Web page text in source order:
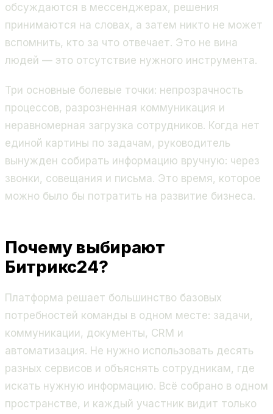
обсуждаются в мессенджерах, решения
принимаются на словах, а затем никто не может
вспомнить, кто за что отвечает. Это не вина
людей — это отсутствие нужного инструмента.
Три основные болевые точки: непрозрачность
процессов, разрозненная коммуникация и
неравномерная загрузка сотрудников. Когда нет
единой картины по задачам, руководитель
вынужден собирать информацию вручную: через
звонки, совещания и письма. Это время, которое
можно было бы потратить на развитие бизнеса.
Почему выбирают
Битрикс24?
Платформа решает большинство базовых
потребностей команды в одном месте: задачи,
коммуникации, документы, CRM и
автоматизация. Не нужно использовать десять
разных сервисов и объяснять сотрудникам, где
искать нужную информацию. Всё собрано в одном
пространстве, и каждый участник видит только